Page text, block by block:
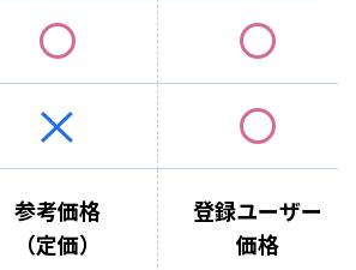
参考価格
（定価）
登録ユーザー
価格